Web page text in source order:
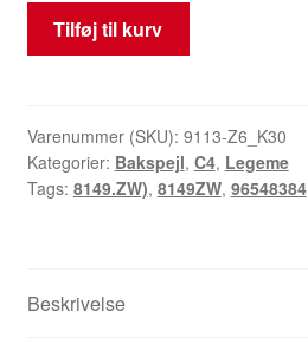
Venstre
sidespejl
KTV
96548384
8149ZW
Tilføj til kurv
Varenummer (SKU): 9113-Z6_K30
Kategorier: Bakspejl, C4, Legeme
Tags: 8149.ZW), 8149ZW, 96548384
Beskrivelse